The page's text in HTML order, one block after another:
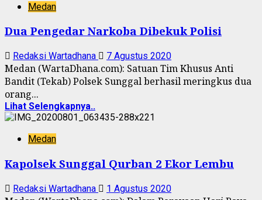
Medan
Dua Pengedar Narkoba Dibekuk Polisi
Redaksi Wartadhana 7 Agustus 2020
Medan (WartaDhana.com): Satuan Tim Khusus Anti
Bandit (Tekab) Polsek Sunggal berhasil meringkus dua
orang...
Lihat Selengkapnya..
Medan
Kapolsek Sunggal Qurban 2 Ekor Lembu
Redaksi Wartadhana 1 Agustus 2020